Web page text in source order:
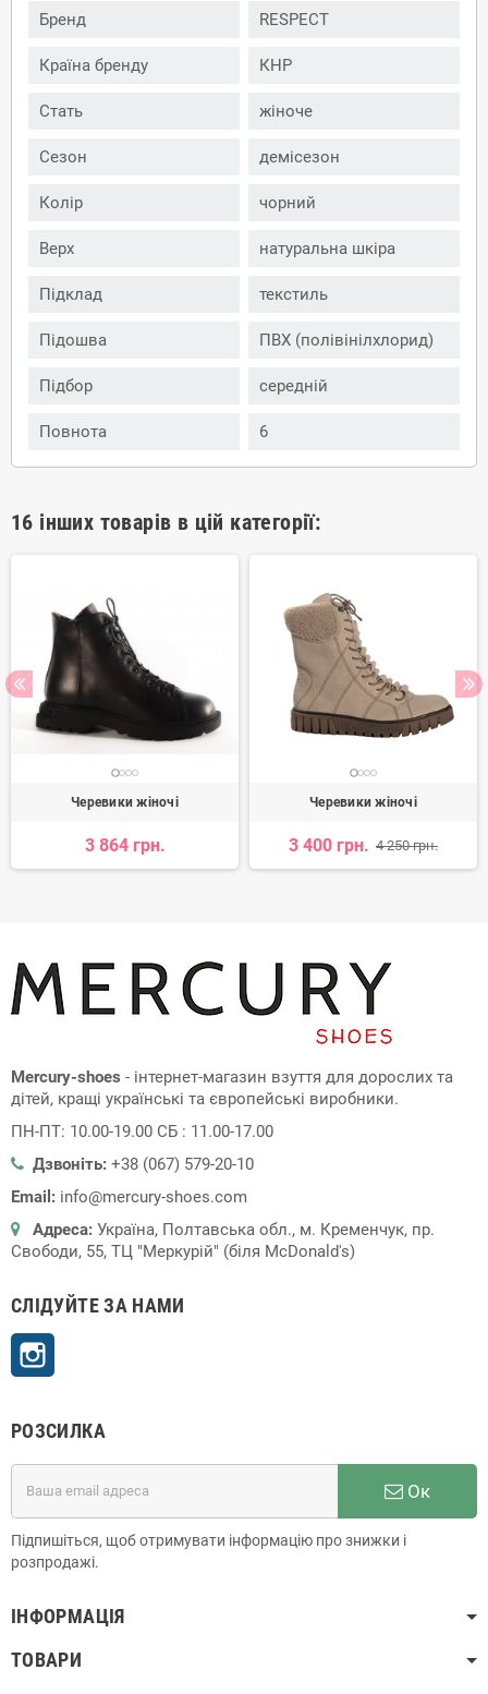
Бренд RESPECT
Країна бренду КНР
Стать жіноче
Сезон демісезон
Колір чорний
Верх натуральна шкіра
Підклад текстиль
Підошва ПВХ (полівінілхлорид)
Підбор середній
Повнота 6
16 інших товарів в цій категорії:
Черевики жіночі
3 864 грн.
Черевики жіночі
3 400 грн. 4 250 грн.
Mercury-shoes - інтернет-магазин взуття для дорослих та
дітей, кращі українські та європейські виробники.
ПН-ПТ: 10.00-19.00 СБ : 11.00-17.00
Дзвоніть: +38 (067) 579-20-10
Email: info@mercury-shoes.com
Адреса: Україна, Полтавська обл., м. Кременчук, пр.
Свободи, 55, ТЦ "Меркурій" (біля McDonald's)
СЛІДУЙТЕ ЗА НАМИ
РОЗСИЛКА
Ок
Підпишіться, щоб отримувати інформацію про знижки і
розпродажі.
ІНФОРМАЦІЯ
ТОВАРИ